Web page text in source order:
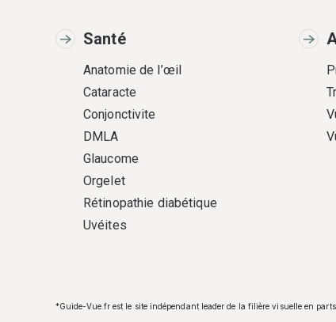
Santé
Anatomie de l’œil
Cataracte
Conjonctivite
DMLA
Glaucome
Orgelet
Rétinopathie diabétique
Uvéites
*Guide-Vue.fr est le site indépendant leader de la filière visuelle en